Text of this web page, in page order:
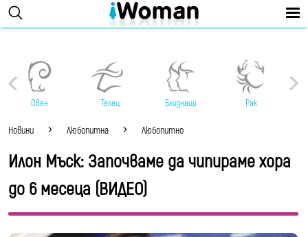
Овен Телец Близнаци Рак
Новини Любопитна Любопитно
Илон Мъск: Започваме да чипираме хора
до 6 месеца (ВИДЕО)